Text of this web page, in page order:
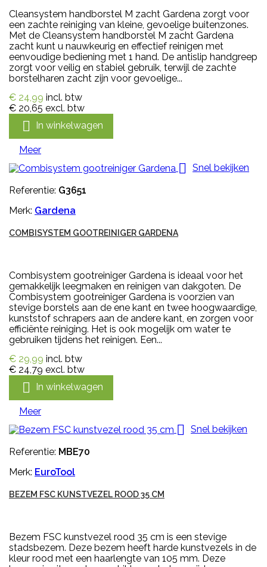
Cleansystem handborstel M zacht Gardena zorgt voor
een zachte reiniging van kleine, gevoelige buitenzones.
Met de Cleansystem handborstel M zacht Gardena
zacht kunt u nauwkeurig en effectief reinigen met
eenvoudige bediening met 1 hand. De antislip handgreep
zorgt voor veilig en stabiel gebruik, terwijl de zachte
borstelharen zacht zijn voor gevoelige...
€ 24,99 incl. btw
€ 20,65 excl. btw
 In winkelwagen
Meer
 Snel bekijken
Referentie: G3651
Merk: Gardena
COMBISYSTEM GOOTREINIGER GARDENA
Combisystem gootreiniger Gardena is ideaal voor het
gemakkelijk leegmaken en reinigen van dakgoten. De
Combisystem gootreiniger Gardena is voorzien van
stevige borstels aan de ene kant en twee hoogwaardige,
kunststof schrapers aan de andere kant, en zorgen voor
efficiënte reiniging. Het is ook mogelijk om water te
gebruiken tijdens het reinigen. Een...
€ 29,99 incl. btw
€ 24,79 excl. btw
 In winkelwagen
Meer
 Snel bekijken
Referentie: MBE70
Merk: EuroTool
BEZEM FSC KUNSTVEZEL ROOD 35 CM
Bezem FSC kunstvezel rood 35 cm is een stevige
stadsbezem. Deze bezem heeft harde kunstvezels in de
kleur rood met een haarlengte van 105 mm. Deze